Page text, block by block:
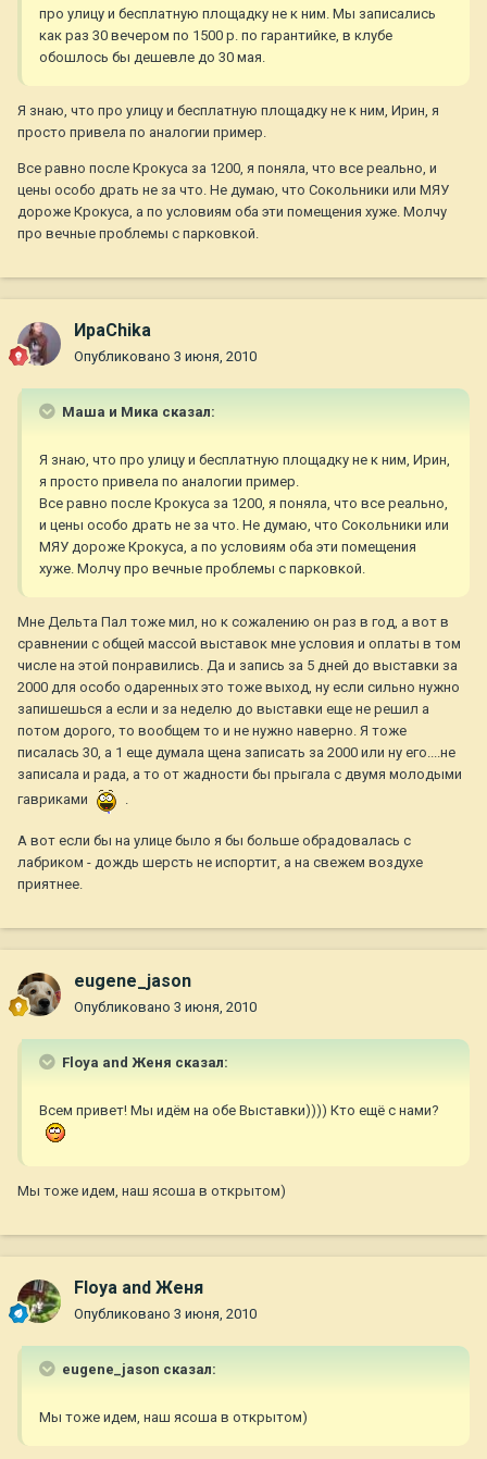
про улицу и бесплатную площадку не к ним. Мы записались
как раз 30 вечером по 1500 р. по гарантийке, в клубе
обошлось бы дешевле до 30 мая.
Я знаю, что про улицу и бесплатную площадку не к ним, Ирин, я
просто привела по аналогии пример.
Все равно после Крокуса за 1200, я поняла, что все реально, и
цены особо драть не за что. Не думаю, что Сокольники или МЯУ
дороже Крокуса, а по условиям оба эти помещения хуже. Молчу
про вечные проблемы с парковкой.
ИраChika
Опубликовано 3 июня, 2010
Маша и Мика сказал:
Я знаю, что про улицу и бесплатную площадку не к ним, Ирин,
я просто привела по аналогии пример.
Все равно после Крокуса за 1200, я поняла, что все реально,
и цены особо драть не за что. Не думаю, что Сокольники или
МЯУ дороже Крокуса, а по условиям оба эти помещения
хуже. Молчу про вечные проблемы с парковкой.
Мне Дельта Пал тоже мил, но к сожалению он раз в год, а вот в
сравнении с общей массой выставок мне условия и оплаты в том
числе на этой понравились. Да и запись за 5 дней до выставки за
2000 для особо одаренных это тоже выход, ну если сильно нужно
запишешься а если и за неделю до выставки еще не решил а
потом дорого, то вообщем то и не нужно наверно. Я тоже
писалась 30, а 1 еще думала щена записать за 2000 или ну его....не
записала и рада, а то от жадности бы прыгала с двумя молодыми
гавриками
.
А вот если бы на улице было я бы больше обрадовалась с
лабриком - дождь шерсть не испортит, а на свежем воздухе
приятнее.
eugene_jason
Опубликовано 3 июня, 2010
Floya and Женя сказал:
Всем привет! Мы идём на обе Выставки)))) Кто ещё с нами?
Мы тоже идем, наш ясоша в открытом)
Floya and Женя
Опубликовано 3 июня, 2010
eugene_jason сказал:
Мы тоже идем, наш ясоша в открытом)